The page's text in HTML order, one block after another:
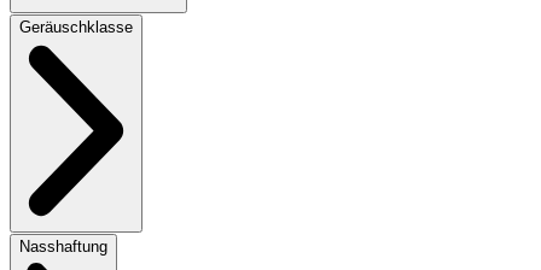
Geräuschklasse
Nasshaftung